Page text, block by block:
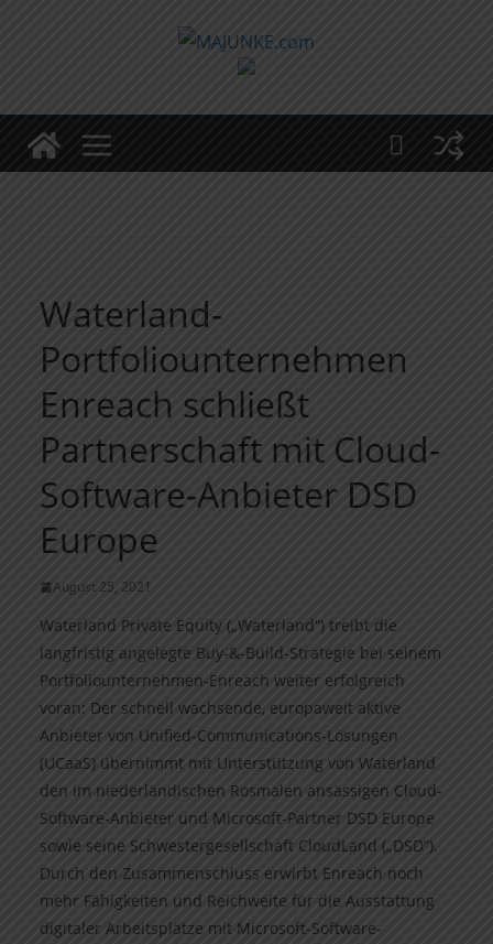
Waterland-
Portfoliounternehmen
Enreach schließt
Partnerschaft mit Cloud-
Software-Anbieter DSD
Europe
August 25, 2021
Waterland Private Equity („Waterland“) treibt die
langfristig angelegte Buy-&-Build-Strategie bei seinem
Portfoliounternehmen-Enreach weiter erfolgreich
voran: Der schnell wachsende, europaweit aktive
Anbieter von Unified-Communications-Lösungen
(UCaaS) übernimmt mit Unterstützung von Waterland
den im niederländischen Rosmalen ansässigen Cloud-
Software-Anbieter und Microsoft-Partner DSD Europe
sowie seine Schwestergesellschaft CloudLand („DSD“).
Durch den Zusammenschluss erwirbt Enreach noch
mehr Fähigkeiten und Reichweite für die Ausstattung
digitaler Arbeitsplätze mit Microsoft-Software-